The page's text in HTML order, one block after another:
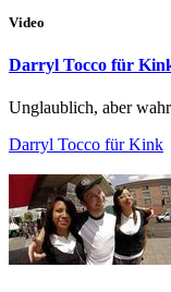
Video
Darryl Tocco für
Unglaublich, aber
Darryl Tocco für Kink